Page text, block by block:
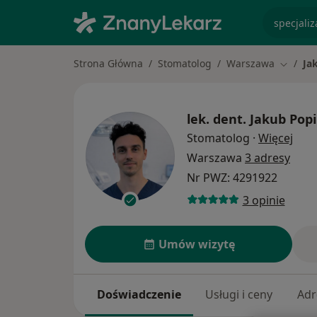
Strona Główna Stomatolog Warszawa Zmień
lek. dent. Jakub
Stomatolog · Więcej
Warszawa 3 adresy
Nr PWZ: 4291922
3 opinie
Umów wizytę
Doświadczenie Usługi i ceny